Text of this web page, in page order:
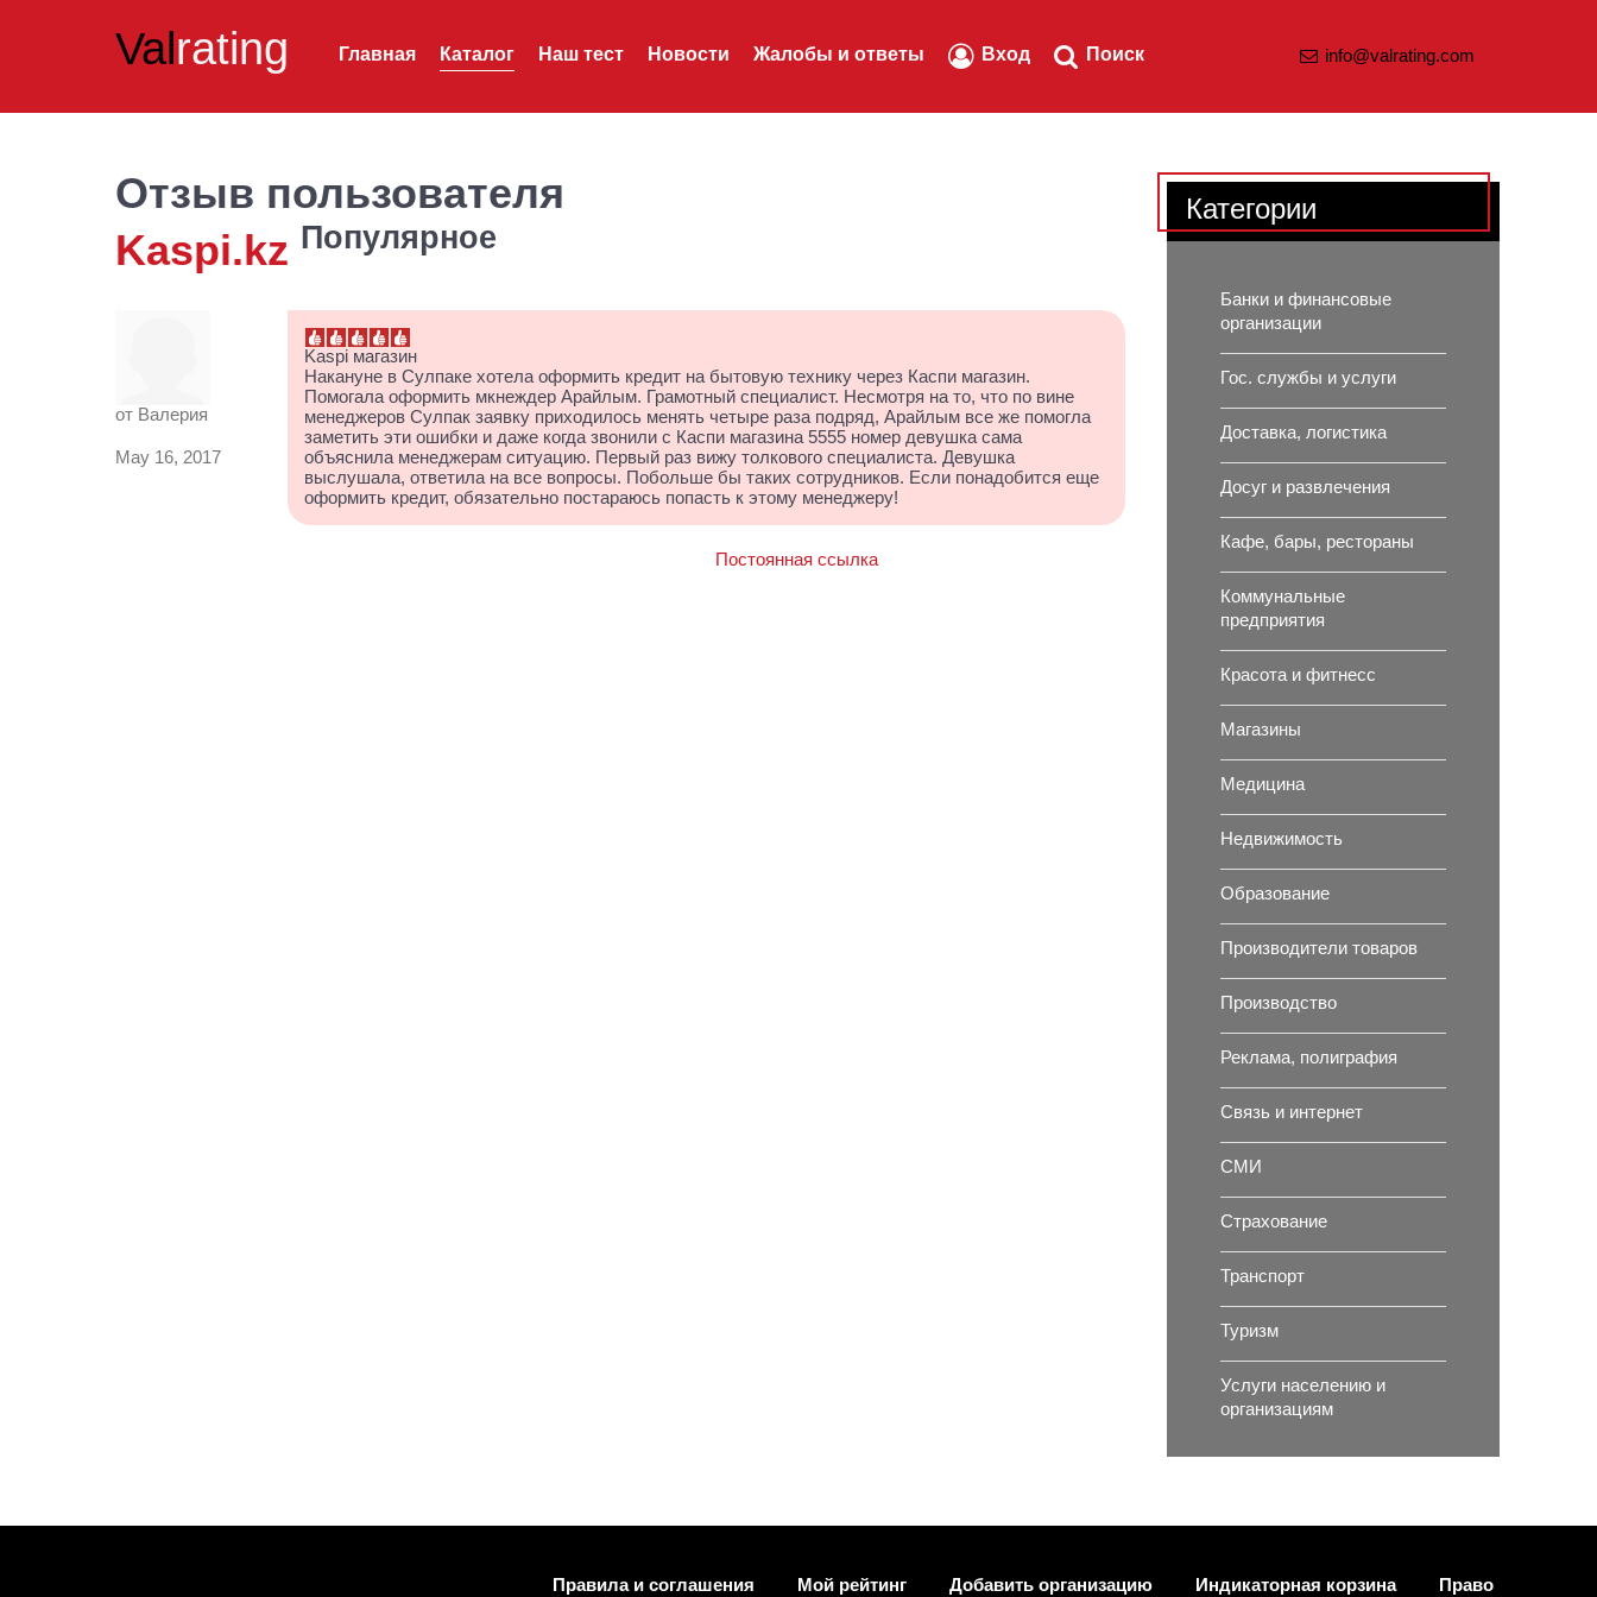
Valrating Главная Каталог Наш тест Новости Жалобы и ответы Вход Поиск info@valrating.com
Отзыв пользователя
Kaspi.kz Популярное
от Валерия
May 16, 2017
Kaspi магазин
Накануне в Сулпаке хотела оформить кредит на бытовую технику через Каспи магазин.
Помогала оформить мкнеждер Арайлым. Грамотный специалист. Несмотря на то, что по вине
менеджеров Сулпак заявку приходилось менять четыре раза подряд, Арайлым все же помогла
заметить эти ошибки и даже когда звонили с Каспи магазина 5555 номер девушка сама
объяснила менеджерам ситуацию. Первый раз вижу толкового специалиста. Девушка
выслушала, ответила на все вопросы. Побольше бы таких сотрудников. Если понадобится еще
оформить кредит, обязательно постараюсь попасть к этому менеджеру!
Постоянная ссылка
Категории
Банки и финансовые
организации
Гос. службы и услуги
Доставка, логистика
Досуг и развлечения
Кафе, бары, рестораны
Коммунальные
предприятия
Красота и фитнесс
Магазины
Медицина
Недвижимость
Образование
Производители товаров
Производство
Реклама, полиграфия
Связь и интернет
СМИ
Страхование
Транспорт
Туризм
Услуги населению и
организациям
Правила и соглашения Мой рейтинг Добавить организацию Индикаторная корзина Право